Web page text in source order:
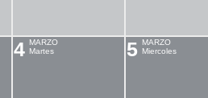
4 MARZO
Martes
5
MARZO
Miercoles